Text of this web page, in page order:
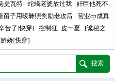
提瓦特 蛇蝎老婆放过我
奸臣他死不
留子用暧昧照奖励老攻后
营业cp成真
苦了[快穿] 控制狂_皮一夏
[诡秘之
娇[快穿]